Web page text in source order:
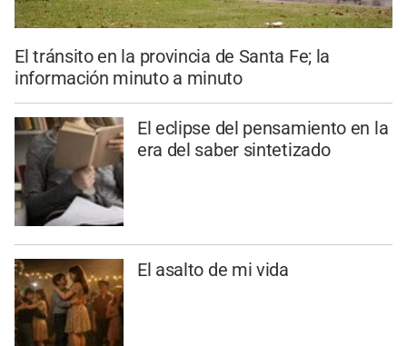
El tránsito en la provincia de Santa Fe; la
información minuto a minuto
El eclipse del pensamiento en la
era del saber sintetizado
El asalto de mi vida